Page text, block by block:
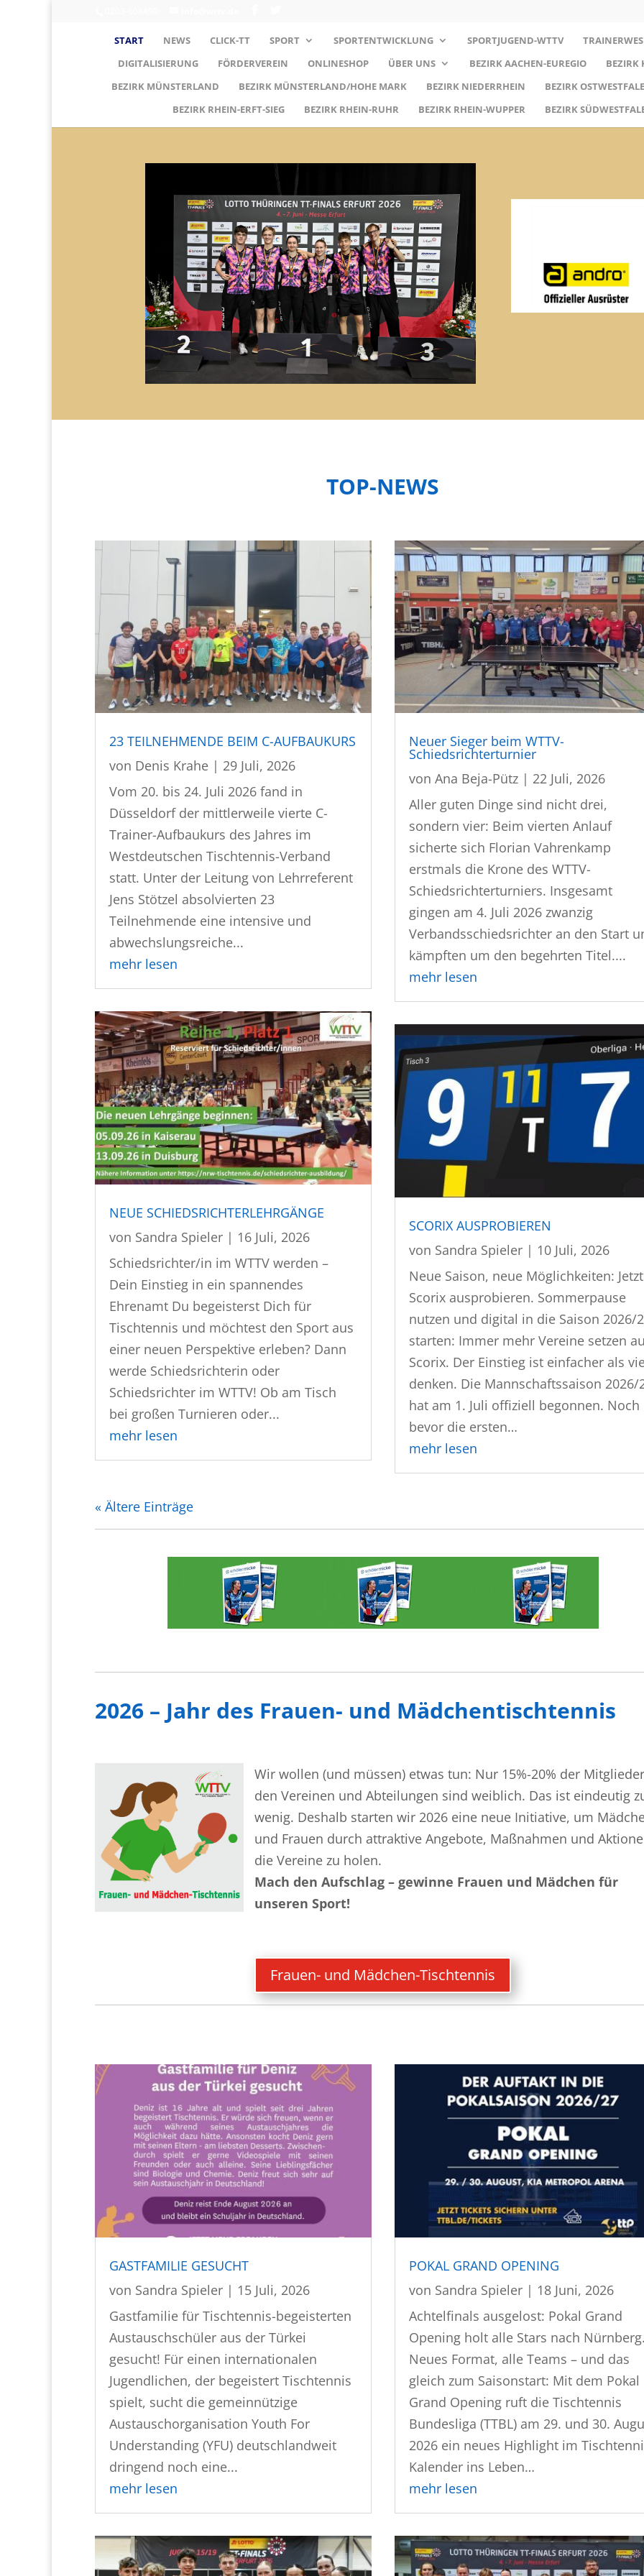
START NEWS CLICK-TT SPORT SPORTENTWICKLUNG SPORTJUGEND-WTTV
DIGITALISIERUNG
FÖRDERVEREIN ONLINESHOP ÜBER UNS BEZIRK AACHEN-EUREGIO
BEZIRK
BEZIRK MÜNSTERLAND
BEZIRK MÜNSTERLAND/HOHE MARK BEZIRK NIEDERRHEIN
BEZIRK
BEZIRK RHEIN-ERFT-SIEG
BEZIRK RHEIN-RUHR BEZIRK RHEIN-WUPPER BEZIRK
TOP-NEWS
23 TEILNEHMENDE BEIM C-AUFBAUKURS
von Denis Krahe | 29 Juli, 2026
Vom 20. bis 24. Juli 2026 fand in
Düsseldorf der mittlerweile vierte C-
Trainer-Aufbaukurs des Jahres im
Westdeutschen Tischtennis-Verband
statt. Unter der Leitung von Lehrreferent
Jens Stötzel absolvierten 23
Teilnehmende eine intensive und
abwechslungsreiche...
mehr lesen
NEUE SCHIEDSRICHTERLEHRGÄNGE
von Sandra Spieler | 16 Juli, 2026
Schiedsrichter/in im WTTV werden –
Dein Einstieg in ein spannendes
Ehrenamt Du begeisterst Dich für
Tischtennis und möchtest den Sport aus
einer neuen Perspektive erleben? Dann
werde Schiedsrichterin oder
Schiedsrichter im WTTV! Ob am Tisch
bei großen Turnieren oder...
mehr lesen
Neuer Sieger beim WTTV-
Schiedsrichterturnier
vonAna Beja-Pütz | 22 Juli, 2026
Aller guten Dinge sind nicht drei,
sondern vier: Beim vierten Anlauf
sicherte sich Florian Vahrenkamp
erstmals die Krone des WTTV-
Schiedsrichterturniers. Insgesamt
gingen am 4. Juli 2026 zwanzig
Verbandsschiedsrichter an den Start
kämpften um den begehrten Titel....
mehr lesen
SCORIX AUSPROBIEREN
von Sandra Spieler | 10 Juli, 2026
Neue Saison, neue Möglichkeiten: Jetzt
Scorix ausprobieren. Sommerpause
nutzen und digital in die Saison 2026/
starten: Immer mehr Vereine setzen
Scorix. Der Einstieg ist einfacher als
denken. Die Mannschaftssaison 2026/
hat am 1. Juli offiziell begonnen. Noch
bevor die ersten…
mehr lesen
« Ältere Einträge
2026 – Jahr des Frauen- und Mädchentischtennis
Wir wollen (und müssen) etwas tun: Nur 15%-20% der
den Vereinen und Abteilungen sind weiblich. Das ist eindeutig
wenig. Deshalb starten wir 2026 eine neue Initiative, um
und Frauen durch attraktive Angebote, Maßnahmen und
die Vereine zu holen.
Mach den Aufschlag – gewinne Frauen und Mädchen für
unseren Sport!
Frauen- und Mädchen-Tischtennis
GASTFAMILIE GESUCHT
von Sandra Spieler | 15 Juli, 2026
Gastfamilie für Tischtennis-begeisterten
Austauschschüler aus der Türkei
gesucht! Für einen internationalen
Jugendlichen, der begeistert Tischtennis
spielt, sucht die gemeinnützige
Austauschorganisation Youth For
Understanding (YFU) deutschlandweit
dringend noch eine...
mehr lesen
POKAL GRAND OPENING
von Sandra Spieler | 18 Juni, 2026
Achtelfinals ausgelost: Pokal Grand
Opening holt alle Stars nach
Neues Format, alle Teams – und das
gleich zum Saisonstart: Mit dem Pokal
Grand Opening ruft die Tischtennis
Bundesliga (TTBL) am 29. und 30.
2026 ein neues Highlight im
Kalender ins Leben…
mehr lesen